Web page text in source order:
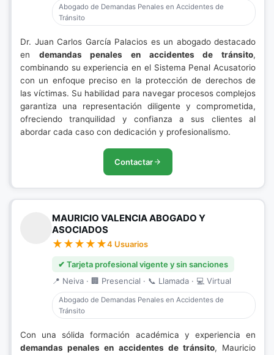
Abogado de Demandas Penales en Accidentes de
Tránsito
Dr. Juan Carlos García Palacios es un abogado destacado
en demandas penales en accidentes de tránsito,
combinando su experiencia en el Sistema Penal Acusatorio
con un enfoque preciso en la protección de derechos de
las víctimas. Su habilidad para navegar procesos complejos
garantiza una representación diligente y comprometida,
ofreciendo tranquilidad y confianza a sus clientes al
abordar cada caso con dedicación y profesionalismo.
Contactar
MAURICIO VALENCIA ABOGADO Y
ASOCIADOS
4 Usuarios
✔ Tarjeta profesional vigente y sin sanciones
📍 Neiva · 🏢 Presencial · 📞 Llamada · 💻 Virtual
Abogado de Demandas Penales en Accidentes de
Tránsito
Con una sólida formación académica y experiencia en
demandas penales en accidentes de tránsito, Mauricio